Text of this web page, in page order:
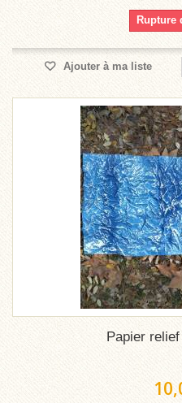
Rupture
Ajouter à ma liste
Papier